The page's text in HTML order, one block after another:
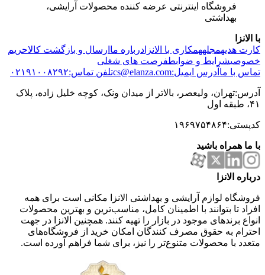
فروشگاه اینترنتی عرضه کننده محصولات آرایشی،
بهداشتی
با الانزا
کارت هدیهمجلههمکاری با الانزا درباره ما ارسال و بازگشت کالاحریم
خصوصیشرایط و ضوابطفرصت های شغلی
تماس با ما آدرس ایمیل:cs@elanza.com تلفن تماس:۰۲۱۹۱۰۰۸۲۹۲
آدرس:تهران، ولیعصر، بالاتر از میدان ونک، کوچه خلیل زاده، پلاک
۴۱، طبقه اول
کدپستی:۱۹۶۹۷۵۴۸۶۴
با ما همراه باشید
درباره الانزا
فروشگاه لوازم آرایشی و بهداشتی الانزا مکانی است برای همه
افراد تا بتوانند با اطمینان کامل، مناسب‌ترین و بهترین محصولات
انواع برندهای موجود در بازار را تهیه کنند. همچنین الانزا در جهت
احترام به حقوق مصرف کنندگان امکان خرید از فروشگاه‌های
متعدد با محصولات متنوع‌تر را نیز، برای شما فراهم آورده است.